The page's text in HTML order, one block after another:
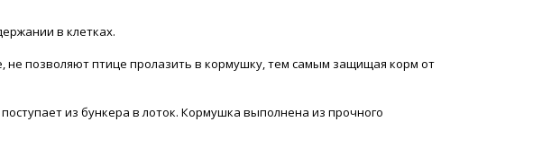
в клетках.
позволяют птице пролазить в кормушку, тем самым защищая корм от
из бункера в лоток. Кормушка выполнена из прочного